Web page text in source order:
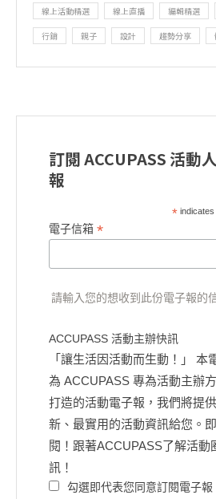
線上活動精選 線上直播 編輯精選
行銷 親子 設計 趨勢分享
訂閱 ACCUPASS 活動
報
*indicates
電子信箱 *
請輸入您的想收到此份電子報的
ACCUPASS 活動主辦快訊
「讓生活因活動而生動！」 本
為 ACCUPASS 專為活動主辦
打造的活動電子報，我們將提
新、最實用的活動資訊給您。
閱！跟著ACCUPASS了解活動
訊！
勾選即代表您同意訂閱電子報